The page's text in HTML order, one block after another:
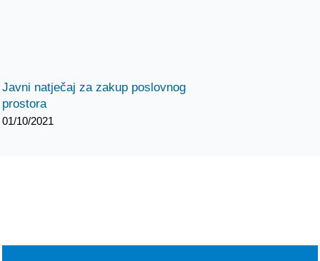
Javni natječaj za zakup poslovnog
prostora
01/10/2021